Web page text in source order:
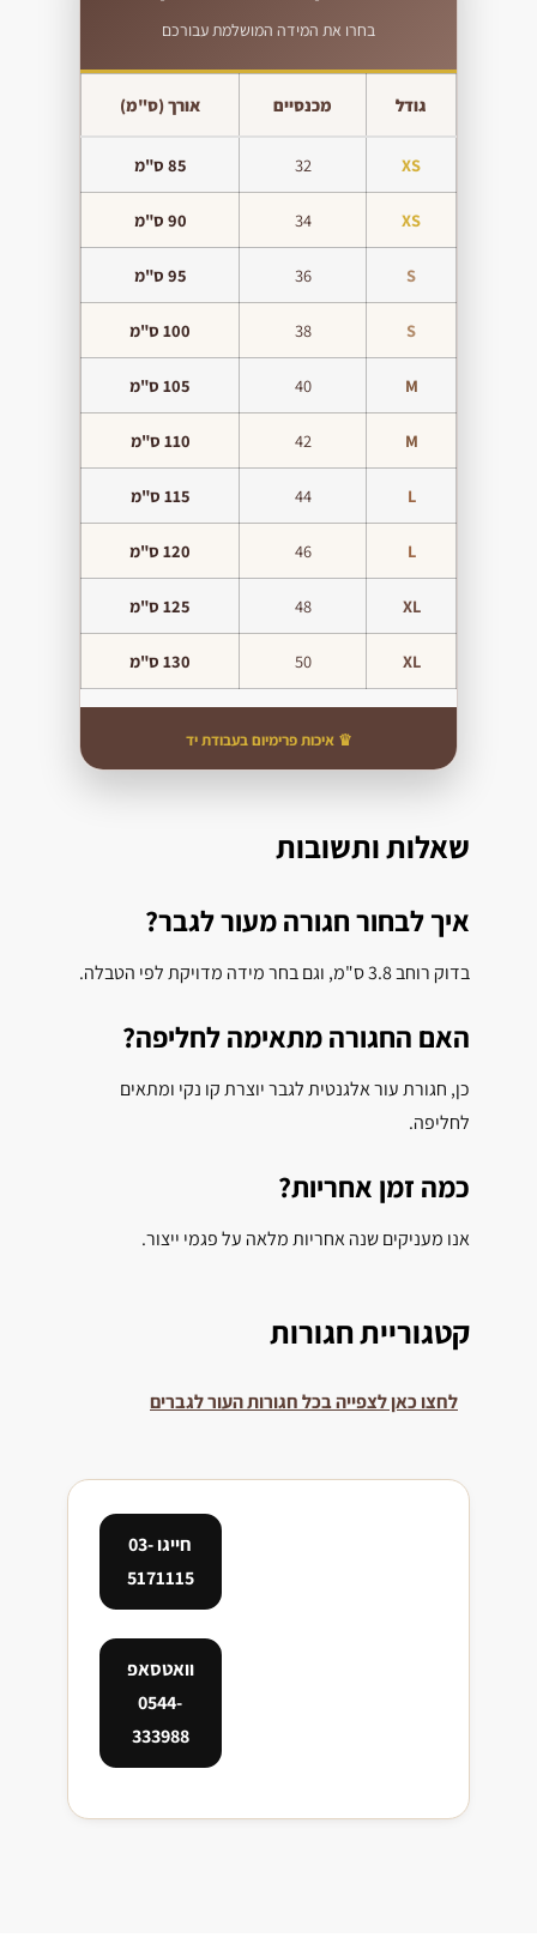
בחרו את המידה המושלמת עבורכם
גודל מכנסיים אורך (ס"מ)
XS
32 85 ס"מ
XS
34 90 ס"מ
S
36 95 ס"מ
S
38 100 ס"מ
M
40 105 ס"מ
M
42 110 ס"מ
L
44 115 ס"מ
L
46 120 ס"מ
XL
48 125 ס"מ
XL
50 130 ס"מ
♛ איכות פרימיום בעבודת יד
שאלות ותשובות
איך לבחור חגורה מעור לגבר?
בדוק רוחב 3.8 ס"מ, וגם בחר מידה מדויקת לפי הטבלה.
האם החגורה מתאימה לחליפה?
כן, חגורת עור אלגנטית לגבר יוצרת קו נקי ומתאים
לחליפה.
כמה זמן אחריות?
אנו מעניקים שנה אחריות מלאה על פגמי ייצור.
קטגוריית חגורות
לחצו כאן לצפייה בכל חגורות העור לגברים
חייגו 03-
5171115
וואטסאפ
0544-
333988